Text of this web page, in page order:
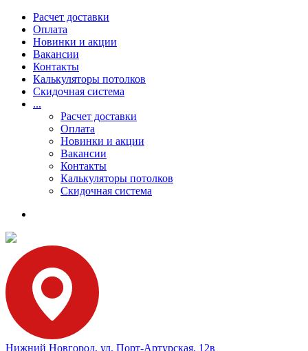
Расчет доставки
Оплата
Новинки и акции
Вакансии
Контакты
Калькуляторы потолков
Скидочная система
...
Расчет доставки
Оплата
Новинки и акции
Вакансии
Контакты
Калькуляторы потолков
Скидочная система
Нижний Новгород, ул. Порт-Артурская, 12в